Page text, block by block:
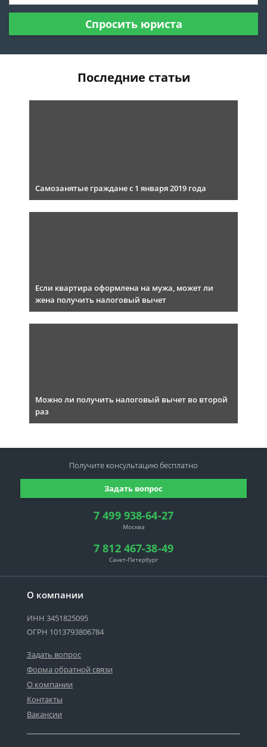
Спросить юриста
Последние статьи
Самозанятые граждане с 1 января 2019 года
Если квартира оформлена на мужа, может ли
жена получить налоговый вычет
Можно ли получить налоговый вычет во второй
раз
О компании
ИНН 3451825095
ОГРН 1013793806784
Задать вопрос
Форма обратной связи
О компании
Контакты
Вакансии
7 499 938-64-27
Москва
7 812 467-38-49
Санкт-Петербург
Задать вопрос
Получите консультациюбесплатно